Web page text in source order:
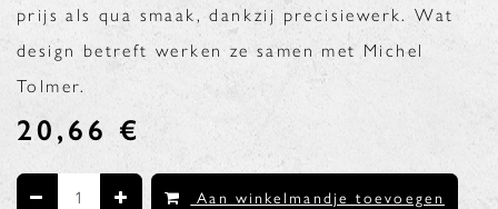
prijs als qua smaak, dankzij precisiewerk. Wat
design betreft werken ze samen met Michel
Tolmer.
20,66 €
Aan winkelmandje toevoegen